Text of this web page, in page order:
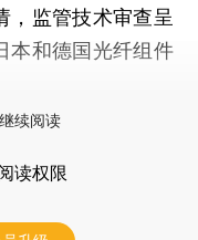
，监管技术审查呈
本和德国光纤组件
续阅读
读权限